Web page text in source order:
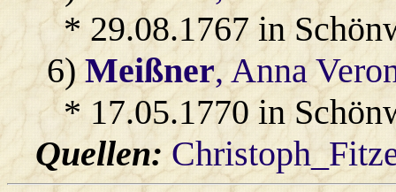
* 29.08.1767 in
6)Meißner, Anna
* 17.05.1770 in
Quellen: